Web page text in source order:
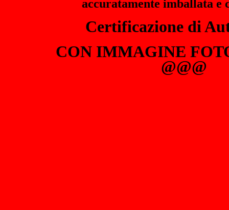
accuratamente imballata e
Certificazione di
CON IMMAGINE
@@@